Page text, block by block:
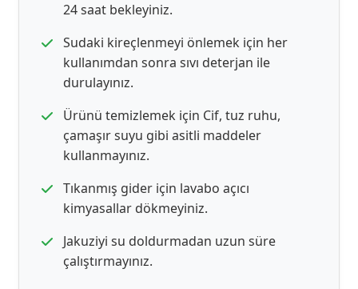
24 saat bekleyiniz.
Sudaki kireçlenmeyi önlemek için her
kullanımdan sonra sıvı deterjan ile
durulayınız.
Ürünü temizlemek için Cif, tuz ruhu,
çamaşır suyu gibi asitli maddeler
kullanmayınız.
Tıkanmış gider için lavabo açıcı
kimyasallar dökmeyiniz.
Jakuziyi su doldurmadan uzun süre
çalıştırmayınız.